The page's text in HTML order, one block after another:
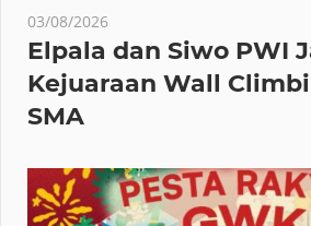
03/08/2026
Elpala dan Siwo PWI
Kejuaraan Wall
SMA